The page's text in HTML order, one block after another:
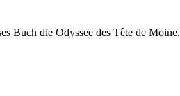
Buch die Odyssee des Tête de Moine.